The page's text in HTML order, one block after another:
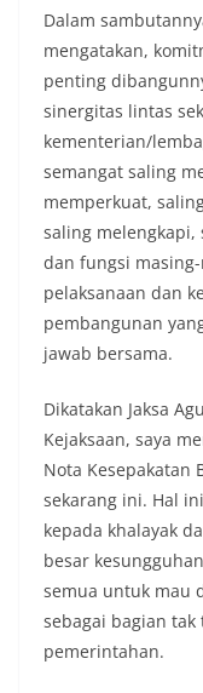
Dalam
mengatakan,
penting
sinergitas lintas
kementerian/
semangat saling
memperkuat,
saling melengkapi,
dan fungsi
pelaksanaan dan
pembangunan
jawab bersama.
Dikatakan Jaksa
Kejaksaan, saya
Nota Kesepakatan
sekarang ini. Hal
kepada khalayak
besar
semua untuk mau
sebagai bagian
pemerintahan.